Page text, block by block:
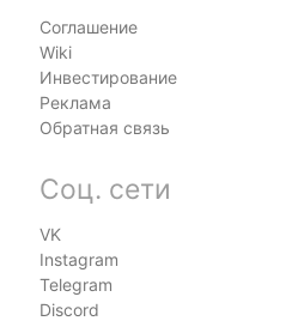
Соглашение
Wiki
Инвестирование
Реклама
Обратная связь
Соц. сети
VK
Instagram
Telegram
Discord